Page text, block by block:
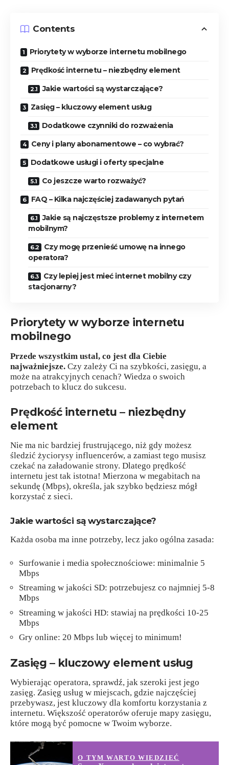
Contents
Priorytety w wyborze internetu mobilnego
Prędkość internetu – niezbędny element
Jakie wartości są wystarczające?
Zasięg – kluczowy element usług
Dodatkowe czynniki do rozważenia
Ceny i plany abonamentowe – co wybrać?
Dodatkowe usługi i oferty specjalne
Co jeszcze warto rozważyć?
FAQ – Kilka najczęściej zadawanych pytań
Jakie są najczęstsze problemy z internetem
mobilnym?
Czy mogę przenieść umowę na innego
operatora?
Czy lepiej jest mieć internet mobilny czy
stacjonarny?
Priorytety w wyborze internetu
mobilnego
Przede wszystkim ustal, co jest dla Ciebie
najważniejsze. Czy zależy Ci na szybkości, zasięgu, a
może na atrakcyjnych cenach? Wiedza o swoich
potrzebach to klucz do sukcesu.
Prędkość internetu – niezbędny
element
Nie ma nic bardziej frustrującego, niż gdy możesz
śledzić życiorysy influencerów, a zamiast tego musisz
czekać na załadowanie strony. Dlatego prędkość
internetu jest tak istotna! Mierzona w megabitach na
sekundę (Mbps), określa, jak szybko będziesz mógł
korzystać z sieci.
Jakie wartości są wystarczające?
Każda osoba ma inne potrzeby, lecz jako ogólna zasada:
Surfowanie i media społecznościowe: minimalnie 5
Mbps
Streaming w jakości SD: potrzebujesz co najmniej 5-8
Mbps
Streaming w jakości HD: stawiaj na prędkości 10-25
Mbps
Gry online: 20 Mbps lub więcej to minimum!
Zasięg – kluczowy element usług
Wybierając operatora, sprawdź, jak szeroki jest jego
zasięg. Zasięg usług w miejscach, gdzie najczęściej
przebywasz, jest kluczowy dla komfortu korzystania z
internetu. Większość operatorów oferuje mapy zasięgu,
które mogą być pomocne w Twoim wyborze.
O TYM WARTO WIEDZIEĆ